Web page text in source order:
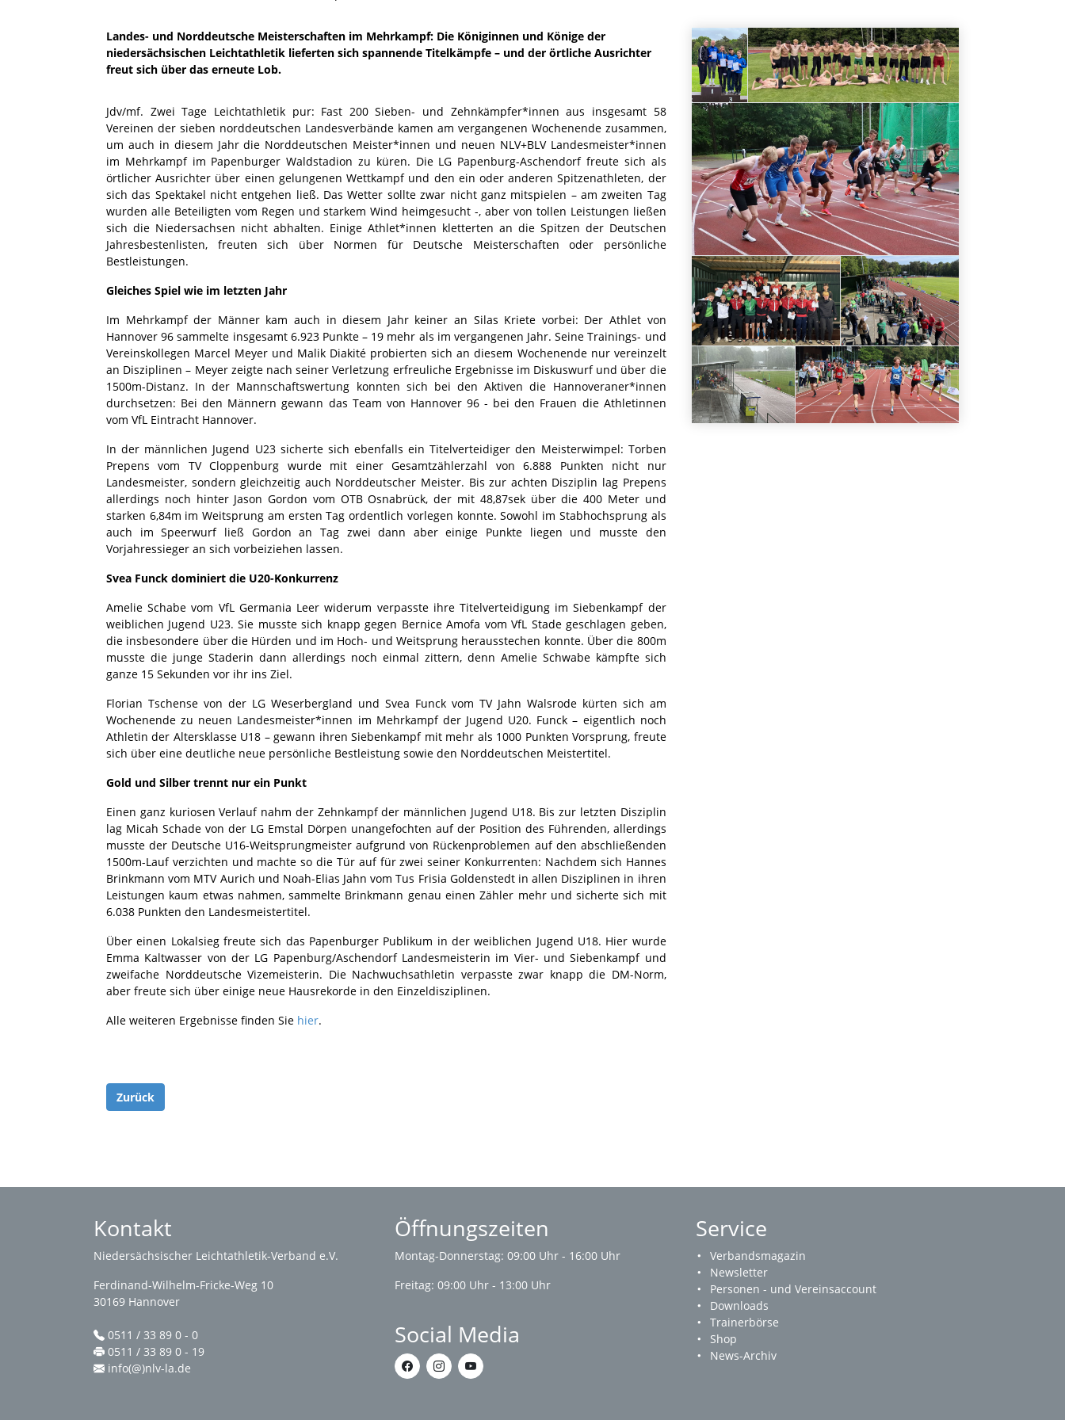
Landes- und Norddeutsche Meisterschaften im Mehrkampf: Die Königinnen und Könige der
niedersächsischen Leichtathletik lieferten sich spannende Titelkämpfe – und der örtliche Ausrichter
freut sich über das erneute Lob.
Jdv/mf. Zwei Tage Leichtathletik pur: Fast 200 Sieben- und Zehnkämpfer*innen aus insgesamt 58
Vereinen der sieben norddeutschen Landesverbände kamen am vergangenen Wochenende zusammen,
um auch in diesem Jahr die Norddeutschen Meister*innen und neuen NLV+BLV Landesmeister*innen
im Mehrkampf im Papenburger Waldstadion zu küren. Die LG Papenburg-Aschendorf freute sich als
örtlicher Ausrichter über einen gelungenen Wettkampf und den ein oder anderen Spitzenathleten, der
sich das Spektakel nicht entgehen ließ. Das Wetter sollte zwar nicht ganz mitspielen – am zweiten Tag
wurden alle Beteiligten vom Regen und starkem Wind heimgesucht -, aber von tollen Leistungen ließen
sich die Niedersachsen nicht abhalten. Einige Athlet*innen kletterten an die Spitzen der Deutschen
Jahresbestenlisten, freuten sich über Normen für Deutsche Meisterschaften oder persönliche
Bestleistungen.
Gleiches Spiel wie im letzten Jahr
Im Mehrkampf der Männer kam auch in diesem Jahr keiner an Silas Kriete vorbei: Der Athlet von
Hannover 96 sammelte insgesamt 6.923 Punkte – 19 mehr als im vergangenen Jahr. Seine Trainings- und
Vereinskollegen Marcel Meyer und Malik Diakité probierten sich an diesem Wochenende nur vereinzelt
an Disziplinen – Meyer zeigte nach seiner Verletzung erfreuliche Ergebnisse im Diskuswurf und über die
1500m-Distanz. In der Mannschaftswertung konnten sich bei den Aktiven die Hannoveraner*innen
durchsetzen: Bei den Männern gewann das Team von Hannover 96 - bei den Frauen die Athletinnen
vom VfL Eintracht Hannover.
In der männlichen Jugend U23 sicherte sich ebenfalls ein Titelverteidiger den Meisterwimpel: Torben
Prepens vom TV Cloppenburg wurde mit einer Gesamtzählerzahl von 6.888 Punkten nicht nur
Landesmeister, sondern gleichzeitig auch Norddeutscher Meister. Bis zur achten Disziplin lag Prepens
allerdings noch hinter Jason Gordon vom OTB Osnabrück, der mit 48,87sek über die 400 Meter und
starken 6,84m im Weitsprung am ersten Tag ordentlich vorlegen konnte. Sowohl im Stabhochsprung als
auch im Speerwurf ließ Gordon an Tag zwei dann aber einige Punkte liegen und musste den
Vorjahressieger an sich vorbeiziehen lassen.
Svea Funck dominiert die U20-Konkurrenz
Amelie Schabe vom VfL Germania Leer widerum verpasste ihre Titelverteidigung im Siebenkampf der
weiblichen Jugend U23. Sie musste sich knapp gegen Bernice Amofa vom VfL Stade geschlagen geben,
die insbesondere über die Hürden und im Hoch- und Weitsprung herausstechen konnte. Über die 800m
musste die junge Staderin dann allerdings noch einmal zittern, denn Amelie Schwabe kämpfte sich
ganze 15 Sekunden vor ihr ins Ziel.
Florian Tschense von der LG Weserbergland und Svea Funck vom TV Jahn Walsrode kürten sich am
Wochenende zu neuen Landesmeister*innen im Mehrkampf der Jugend U20. Funck – eigentlich noch
Athletin der Altersklasse U18 – gewann ihren Siebenkampf mit mehr als 1000 Punkten Vorsprung, freute
sich über eine deutliche neue persönliche Bestleistung sowie den Norddeutschen Meistertitel.
Gold und Silber trennt nur ein Punkt
Einen ganz kuriosen Verlauf nahm der Zehnkampf der männlichen Jugend U18. Bis zur letzten Disziplin
lag Micah Schade von der LG Emstal Dörpen unangefochten auf der Position des Führenden, allerdings
musste der Deutsche U16-Weitsprungmeister aufgrund von Rückenproblemen auf den abschließenden
1500m-Lauf verzichten und machte so die Tür auf für zwei seiner Konkurrenten: Nachdem sich Hannes
Brinkmann vom MTV Aurich und Noah-Elias Jahn vom Tus Frisia Goldenstedt in allen Disziplinen in ihren
Leistungen kaum etwas nahmen, sammelte Brinkmann genau einen Zähler mehr und sicherte sich mit
6.038 Punkten den Landesmeistertitel.
Über einen Lokalsieg freute sich das Papenburger Publikum in der weiblichen Jugend U18. Hier wurde
Emma Kaltwasser von der LG Papenburg/Aschendorf Landesmeisterin im Vier- und Siebenkampf und
zweifache Norddeutsche Vizemeisterin. Die Nachwuchsathletin verpasste zwar knapp die DM-Norm,
aber freute sich über einige neue Hausrekorde in den Einzeldisziplinen.
Alle weiteren Ergebnisse finden Sie hier.
Zurück
Kontakt
Niedersächsischer Leichtathletik-Verband e.V.
Ferdinand-Wilhelm-Fricke-Weg 10
30169 Hannover
0511 / 33 89 0 - 0
0511 / 33 89 0 - 19
info(@)nlv-la.de
Öffnungszeiten
Montag-Donnerstag: 09:00 Uhr - 16:00 Uhr
Freitag: 09:00 Uhr - 13:00 Uhr
Social Media
Service
Verbandsmagazin
Newsletter
Personen - und Vereinsaccount
Downloads
Trainerbörse
Shop
News-Archiv